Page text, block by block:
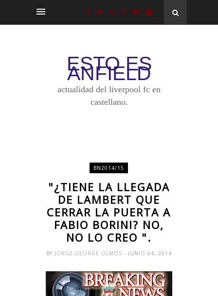
ESTO ES
ANFIELD
actualidad del liverpool fc en
castellano.
BN2014/15
"¿TIENE LA LLEGADA
DE LAMBERT QUE
CERRAR LA PUERTA A
FABIO BORINI? NO,
NO LO CREO ".
BY JORGE-GEORGE OLMOS - JUNIO 04, 2014